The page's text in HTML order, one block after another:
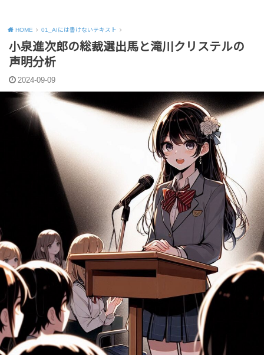
HOME 01_AIには書けないテキスト
小泉進次郎の総裁選出馬と滝川クリステルの
声明分析
2024-09-09